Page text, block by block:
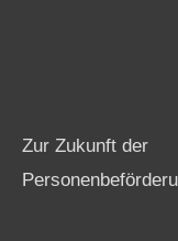
Zur Zukunft der